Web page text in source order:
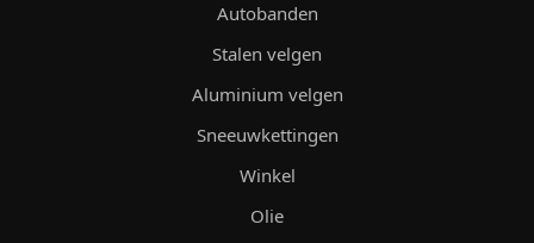
Autobanden
Stalen velgen
Aluminium velgen
Sneeuwkettingen
Winkel
Olie